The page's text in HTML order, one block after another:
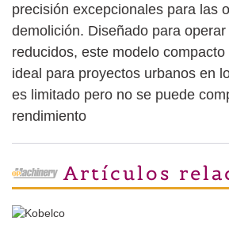
precisión excepcionales para las
demolición. Diseñado para
reducidos, este modelo
ideal para proyectos urbanos en
es limitado pero no se puede
rendimiento
Artículos